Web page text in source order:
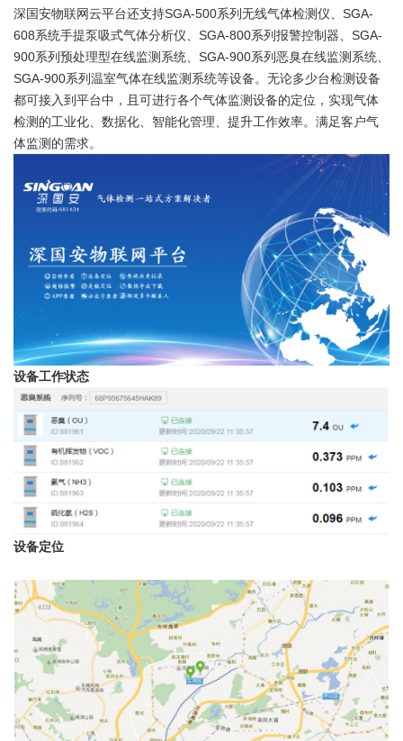
深国安物联网云平台还支持SGA-500系列无线气体检测仪、SGA-
608系统手提泵吸式气体分析仪、SGA-800系列报警控制器、SGA-
900系列预处理型在线监测系统、SGA-900系列恶臭在线监测系统、
SGA-900系列温室气体在线监测系统等设备。无论多少台检测设备
都可接入到平台中，且可进行各个气体监测设备的定位，实现气体
检测的工业化、数据化、智能化管理、提升工作效率。满足客户气
体监测的需求。
设备工作状态
设备定位